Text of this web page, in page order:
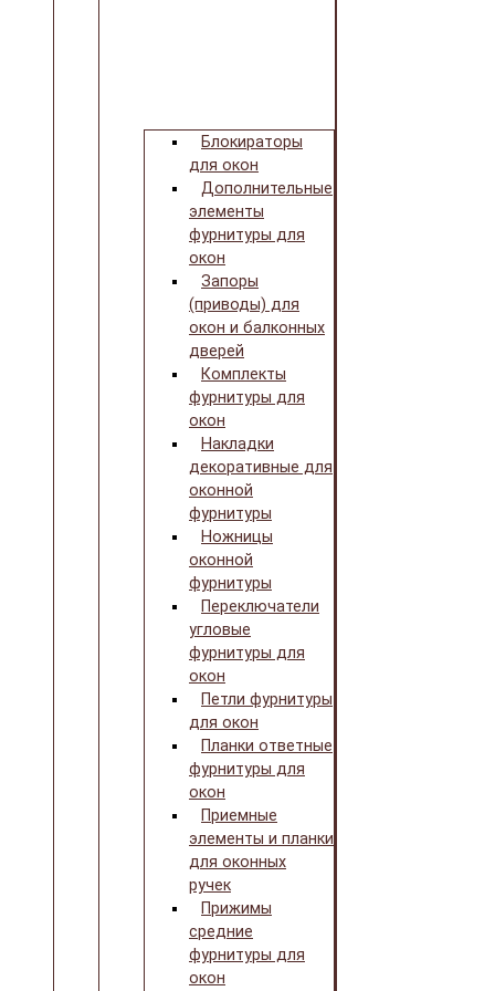
Блокираторы
для окон
Дополнительные
элементы
фурнитуры для
окон
Запоры
(приводы) для
окон и балконных
дверей
Комплекты
фурнитуры для
окон
Накладки
декоративные для
оконной
фурнитуры
Ножницы
оконной
фурнитуры
Переключатели
угловые
фурнитуры для
окон
Петли фурнитуры
для окон
Планки ответные
фурнитуры для
окон
Приемные
элементы и планки
для оконных
ручек
Прижимы
средние
фурнитуры для
окон